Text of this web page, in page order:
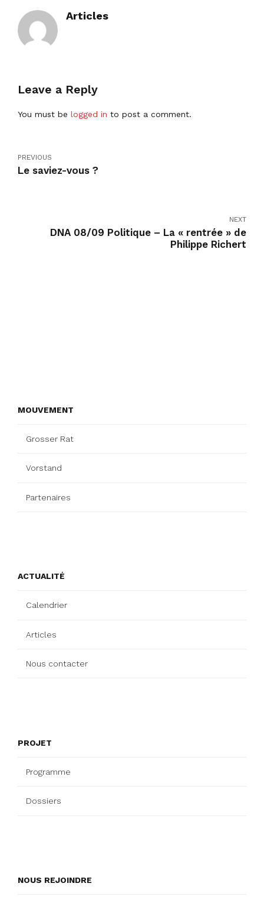
Articles
Leave a Reply
You must be logged in to post a comment.
PREVIOUS
Le saviez-vous ?
NEXT
DNA 08/09 Politique – La « rentrée » de
Philippe Richert
MOUVEMENT
Grosser Rat
Vorstand
Partenaires
ACTUALITÉ
Calendrier
Articles
Nous contacter
PROJET
Programme
Dossiers
NOUS REJOINDRE